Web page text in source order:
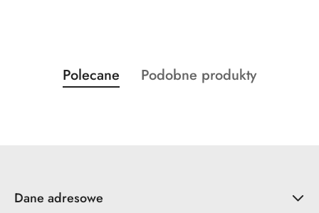
Pomiń karuzelę produktów
Produkty
o
Polecane
Produkty
Podobne produkty
Dane adresowe